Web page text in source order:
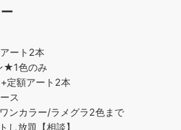
ート2本
★1色のみ
定額アート2本
ス
カラー/ラメグラ2色まで
放題【相談】